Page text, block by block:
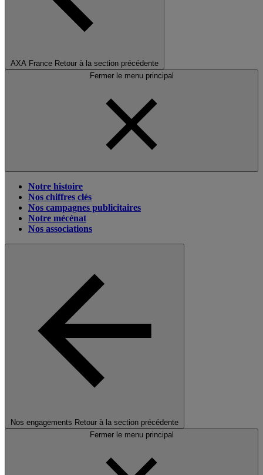
AXA France Retour à la section précédente
Fermer le menu principal
Notre histoire
Nos chiffres clés
Nos campagnes publicitaires
Notre mécénat
Nos associations
Nos engagements Retour à la section précédente
Fermer le menu principal